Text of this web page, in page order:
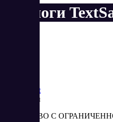
Аналоги
Market
Реквизиты
ОБЩЕСТВО С